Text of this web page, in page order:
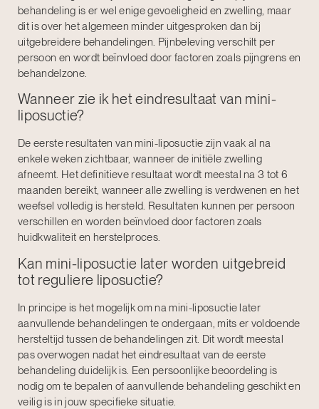
behandeling is er wel enige gevoeligheid en zwelling, maar
dit is over het algemeen minder uitgesproken dan bij
uitgebreidere behandelingen. Pijnbeleving verschilt per
persoon en wordt beïnvloed door factoren zoals pijngrens en
behandelzone.
Wanneer zie ik het eindresultaat van mini-
liposuctie?
De eerste resultaten van mini-liposuctie zijn vaak al na
enkele weken zichtbaar, wanneer de initiële zwelling
afneemt. Het definitieve resultaat wordt meestal na 3 tot 6
maanden bereikt, wanneer alle zwelling is verdwenen en het
weefsel volledig is hersteld. Resultaten kunnen per persoon
verschillen en worden beïnvloed door factoren zoals
huidkwaliteit en herstelproces.
Kan mini-liposuctie later worden uitgebreid
tot reguliere liposuctie?
In principe is het mogelijk om na mini-liposuctie later
aanvullende behandelingen te ondergaan, mits er voldoende
hersteltijd tussen de behandelingen zit. Dit wordt meestal
pas overwogen nadat het eindresultaat van de eerste
behandeling duidelijk is. Een persoonlijke beoordeling is
nodig om te bepalen of aanvullende behandeling geschikt en
veilig is in jouw specifieke situatie.